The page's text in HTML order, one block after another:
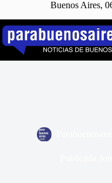
Buenos Aires,
Saltar
contenido